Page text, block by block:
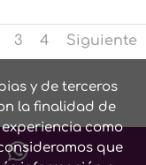
y de terceros
la finalidad de
como
que
3 4 Siguiente